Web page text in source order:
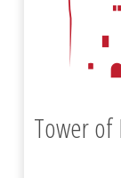
Tower of